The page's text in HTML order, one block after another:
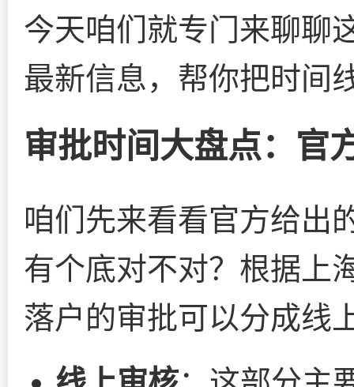
今天咱们就专门来聊聊
最新信息，帮你把时间
审批时间大盘点：官
咱们先来看看官方给出
有个底对不对？根据上
落户的审批可以分成线